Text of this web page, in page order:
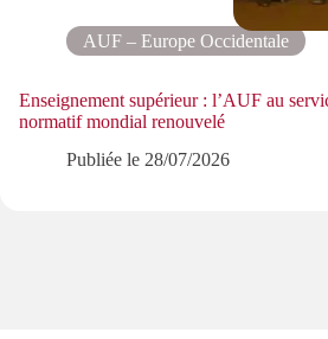
AUF – Europe Occidentale
Enseignement supérieur : l’AUF au
normatif mondial renouvelé
Publiée le 28/07/2026